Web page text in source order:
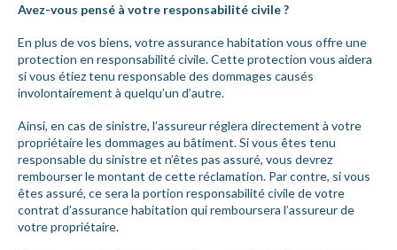
Avez-vous pensé à votre responsabilité civile ?
En plus de vos biens, votre assurance habitation vous offre une
protection en responsabilité civile. Cette protection vous aidera
si vous étiez tenu responsable des dommages causés
involontairement à quelqu’un d’autre.
Ainsi, en cas de sinistre, l’assureur réglera directement à votre
propriétaire les dommages au bâtiment. Si vous êtes tenu
responsable du sinistre et n’êtes pas assuré, vous devrez
rembourser le montant de cette réclamation. Par contre, si vous
êtes assuré, ce sera la portion responsabilité civile de votre
contrat d’assurance habitation qui remboursera l’assureur de
votre propriétaire.